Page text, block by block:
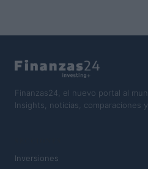
Finanzas24, el nuevo portal al
Insights, noticias, comparaciones
Inversiones